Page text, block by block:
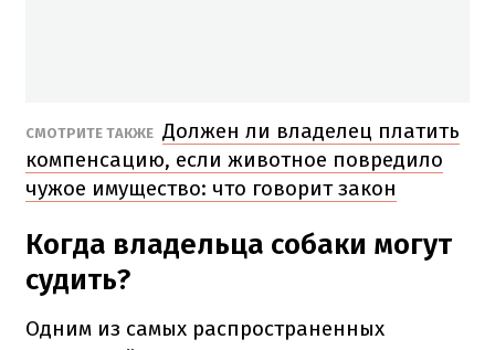
СМОТРИТЕ ТАКЖЕ Должен ли владелец платить
компенсацию, если животное повредило
чужое имущество: что говорит закон
Когда владельца собаки могут
судить?
Одним из самых распространенных